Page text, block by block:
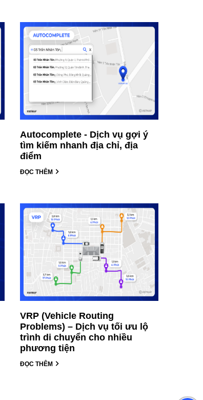
Autocomplete - Dịch vụ gợi ý
tìm kiếm nhanh địa chỉ, địa
điểm
ĐỌC THÊM
VRP (Vehicle Routing
Problems) – Dịch vụ tối ưu lộ
trình di chuyển cho nhiều
phương tiện
ĐỌC THÊM